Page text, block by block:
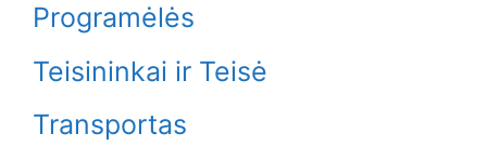
Programėlės
Teisininkai ir Teisė
Transportas